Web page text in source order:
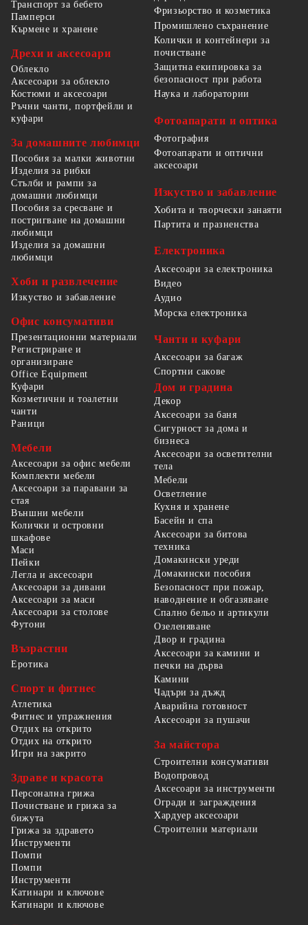
Транспорт за бебето
Памперси
Кърмене и хранене
Дрехи и аксесоари
Облекло
Аксесоари за облекло
Костюми и аксесоари
Ръчни чанти, портфейли и
куфари
За домашните любимци
Пособия за малки животни
Изделия за рибки
Стълби и рампи за
домашни любимци
Пособия за сресване и
постригване на домашни
любимци
Изделия за домашни
любимци
Хоби и развлечение
Изкуство и забавление
Офис консумативи
Презентационни материали
Регистриране и
организиране
Office Equipment
Фризьорство и козметика
Промишлено съхранение
Колички и контейнери за
почистване
Защитна екипировка за
безопасност при работа
Наука и лаборатории
Фотоапарати и оптика
Фотография
Фотоапарати и оптични
аксесоари
Изкуство и забавление
Хобита и творчески занаяти
Партита и празненства
Електроника
Аксесоари за електроника
Видео
Аудио
Морска електроника
Чанти и куфари
Аксесоари за багаж
Спортни сакове
Куфари
Козметични и тоалетни
чанти
Раници
Мебели
Аксесоари за офис мебели
Комплекти мебели
Аксесоари за паравани за
стая
Външни мебели
Колички и островни
шкафове
Маси
Пейки
Легла и аксесоари
Аксесоари за дивани
Аксесоари за маси
Аксесоари за столове
Футони
Възрастни
Еротика
Спорт и фитнес
Атлетика
Фитнес и упражнения
Отдих на открито
Отдих на открито
Игри на закрито
Здраве и красота
Персонална грижа
Почистване и грижа за
бижута
Грижа за здравето
Дом и градина
Декор
Аксесоари за баня
Сигурност за дома и
бизнеса
Аксесоари за осветителни
тела
Мебели
Осветление
Кухня и хранене
Басейн и спа
Аксесоари за битова
техника
Домакински уреди
Домакински пособия
Безопасност при пожар,
наводнение и обгазяване
Спално бельо и артикули
Озеленяване
Двор и градина
Аксесоари за камини и
печки на дърва
Камини
Чадъри за дъжд
Аварийна готовност
Аксесоари за пушачи
За майстора
Строителни консумативи
Водопровод
Аксесоари за инструменти
Огради и заграждения
Хардуер аксесоари
Строителни материали
Инструменти
Помпи
Помпи
Инструменти
Катинари и ключове
Катинари и ключове